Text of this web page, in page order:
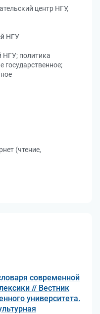
центр НГУ,
НГУ
НГУ; политика
государственное;
(чтение,
современной
// Вестник
университета.